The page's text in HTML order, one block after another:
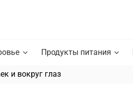
Продукты питания
и вокруг глаз